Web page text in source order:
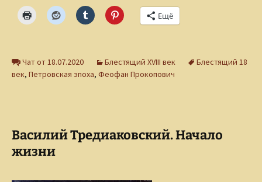
Ещё
Чат от 18.07.2020 Блестящий XVIII век
Блестящий 18
век, Петровская эпоха, Феофан Прокопович
Василий Тредиаковский. Начало
жизни